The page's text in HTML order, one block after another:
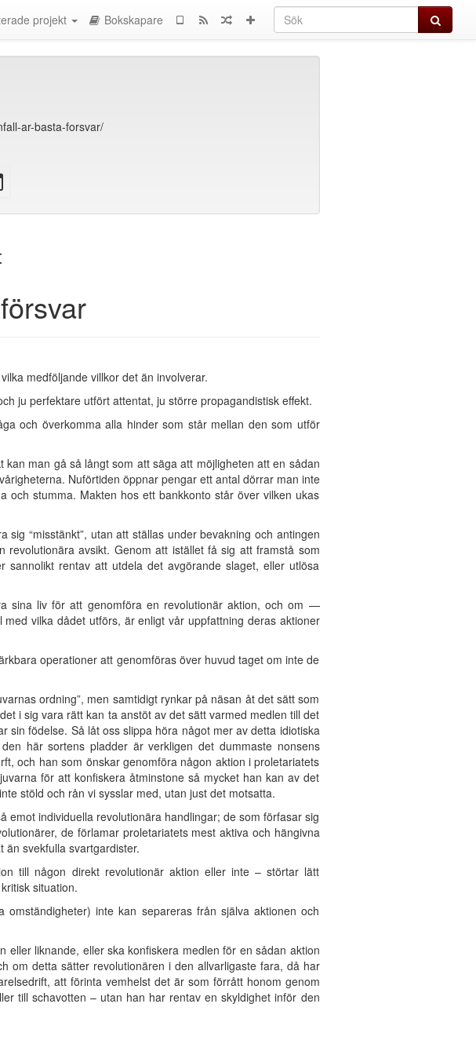
Sök
projekt Bokskapare
ar-basta-forsvar/
medföljande villkor det än involverar.
ju perfektare utfört attentat, ju större propagandistisk effekt.
och överkomma alla hinder som står mellan den som utför
man gå så långt som att säga att möjligheten att en sådan
Nuförtiden öppnar pengar ett antal dörrar man inte
och stumma. Makten hos ett bankkonto står över vilken ukas
“misstänkt”, utan att ställas under bevakning och antingen
avsikt. Genom att istället få sig att framstå som
sannolikt rentav att utdela det avgörande slaget, eller utlösa
sina liv för att genomföra en revolutionär aktion, och om —
vilka dådet utförs, är enligt vår uppfattning deras aktioner
operationer att genomföras över huvud taget om inte de
ordning”, men samtidigt rynkar på näsan åt det sätt som
i sig vara rätt kan ta anstöt av det sätt varmed medlen till det
sin födelse. Så låt oss slippa höra något mer av detta idiotiska
här sortens pladder är verkligen det dummaste nonsens
och han som önskar genomföra någon aktion i proletariatets
för att konfiskera åtminstone så mycket han kan av det
stöld och rån vi sysslar med, utan just det motsatta.
individuella revolutionära handlingar; de som förfasar sig
de förlamar proletariatets mest aktiva och hängivna
svekfulla svartgardister.
till någon direkt revolutionär aktion eller inte – störtar lätt
situation.
inte kan separeras från själva aktionen och
liknande, eller ska konfiskera medlen för en sådan aktion
om detta sätter revolutionären i den allvarligaste fara, då har
att förinta vemhelst det är som förrått honom genom
till schavotten – utan han har rentav en skyldighet inför den